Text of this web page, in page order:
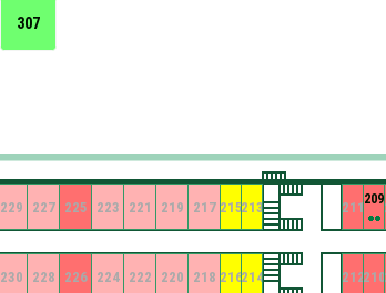
307
209
210
211
212
213
214
215
216
217
218
219
220
221
222
223
224
225
226
227
228
229
230